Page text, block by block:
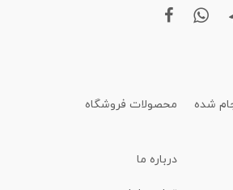
شده
محصولات فروشگاه
درباره ما